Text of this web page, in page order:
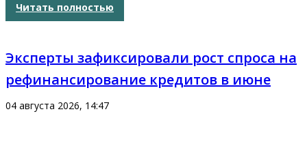
Читать полностью
Эксперты зафиксировали рост спроса на
рефинансирование кредитов в июне
04 августа 2026, 14:47